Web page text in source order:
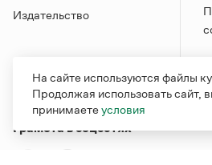
Издательство
Грамота в соцсетях
На сайте используются файлы
Продолжая использовать сайт,
принимаетеусловия